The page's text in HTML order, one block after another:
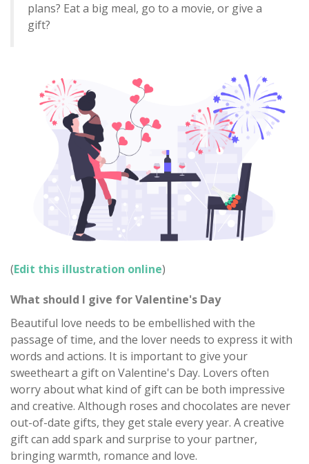
plans? Eat a big meal, go to a movie, or give a
gift?
(Edit this illustration online)
What should I give for Valentine's Day
Beautiful love needs to be embellished with the
passage of time, and the lover needs to express it with
words and actions. It is important to give your
sweetheart a gift on Valentine's Day. Lovers often
worry about what kind of gift can be both impressive
and creative. Although roses and chocolates are never
out-of-date gifts, they get stale every year. A creative
gift can add spark and surprise to your partner,
bringing warmth, romance and love.